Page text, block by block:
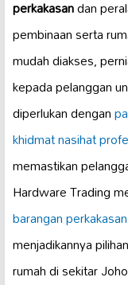
perkakasandan
pembinaan serta
mudah diakses,
kepada pelanggan
diperlukan dengan
khidmat nasihat
memastikan
Hardware Trading
barangan perkakasan
menjadikannya
rumah di sekitar